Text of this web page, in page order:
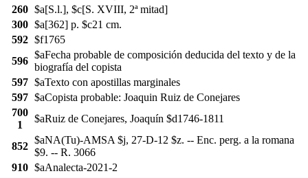
260 $a[S.l.], $c[S. XVIII, 2ª mitad]
300 $a[362] p. $c21 cm.
592 $f1765
596
$aFecha probable de composición deducida del texto y de la
biografía del copista
597 $aTexto con apostillas marginales
597 $aCopista probable: Joaquin Ruiz de Conejares
700
1
$aRuiz de Conejares, Joaquín $d1746-1811
852
$aNA(Tu)-AMSA $j, 27-D-12 $z. -- Enc. perg. a la romana
$9. -- R. 3066
910 $aAnalecta-2021-2